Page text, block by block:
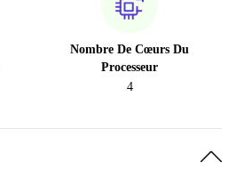
Nombre De Cœurs Du
Processeur
4